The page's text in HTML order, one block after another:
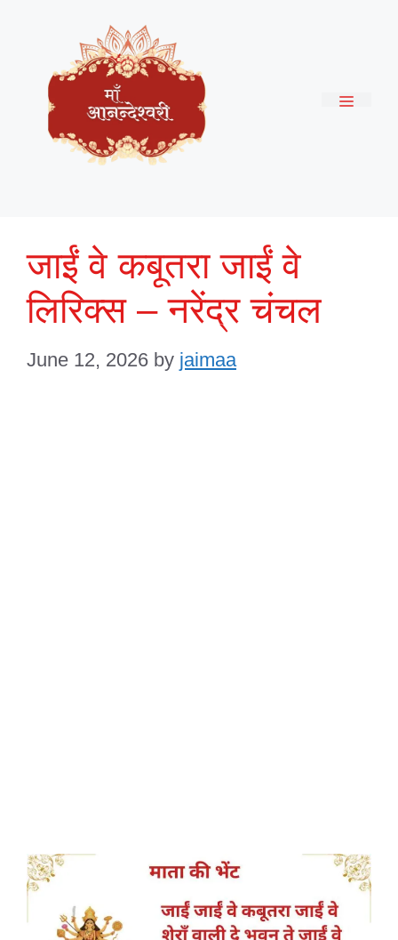
content
जाईं वे कबूतरा जाईं वे
लिरिक्स – नरेंद्र चंचल
June 12, 2026 by jaimaa